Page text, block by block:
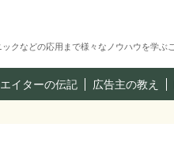
クなどの応用まで様々なノウハウを学ぶ
イターの伝記 広告主の教え